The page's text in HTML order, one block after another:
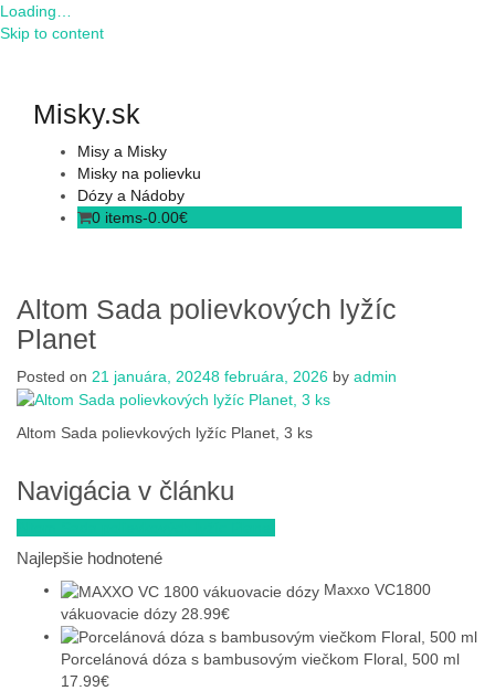
Loading…
Skip to content
Misky.sk
Misy a Misky
Misky na polievku
Dózy a Nádoby
0 items-0.00€
Altom Sada polievkových lyžíc
Planet
Posted on 21 januára, 20248 februára, 2026 by admin
Altom Sada polievkových lyžíc Planet, 3 ks
Navigácia v článku
Najlepšie hodnotené
Maxxo VC1800
vákuovacie dózy 28.99€
Porcelánová dóza s bambusovým viečkom Floral, 500 ml
17.99€